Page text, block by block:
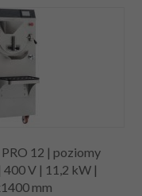
12 | poziomy
V | 11,2 kW |
mm